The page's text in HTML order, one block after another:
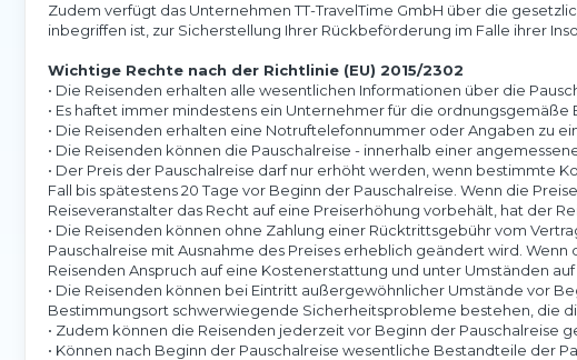
Zudem verfügt das Unternehmen TT-TravelTime GmbH über die
inbegriffen ist, zur Sicherstellung Ihrer Rückbeförderung im Falle ihrer
Wichtige Rechte nach der Richtlinie (EU) 2015/2302
• Die Reisenden erhalten alle wesentlichen Informationen über die
• Es haftet immer mindestens ein Unternehmer für die
• Die Reisenden erhalten eine Notruftelefonnummer oder Angaben zu
• Die Reisenden können die Pauschalreise - innerhalb einer
• Der Preis der Pauschalreise darf nur erhöht werden, wenn bestimmte
Fall bis spätestens 20 Tage vor Beginn der Pauschalreise. Wenn die
Reiseveranstalter das Recht auf eine Preiserhöhung vorbehält, hat der
• Die Reisenden können ohne Zahlung einer Rücktrittsgebühr vom
Pauschalreise mit Ausnahme des Preises erheblich geändert wird.
Reisenden Anspruch auf eine Kostenerstattung und unter Umständen auf
• Die Reisenden können bei Eintritt außergewöhnlicher Umstände vor
Bestimmungsort schwerwiegende Sicherheitsprobleme bestehen, die
• Zudem können die Reisenden jederzeit vor Beginn der
• Können nach Beginn der Pauschalreise wesentliche Bestandteile der